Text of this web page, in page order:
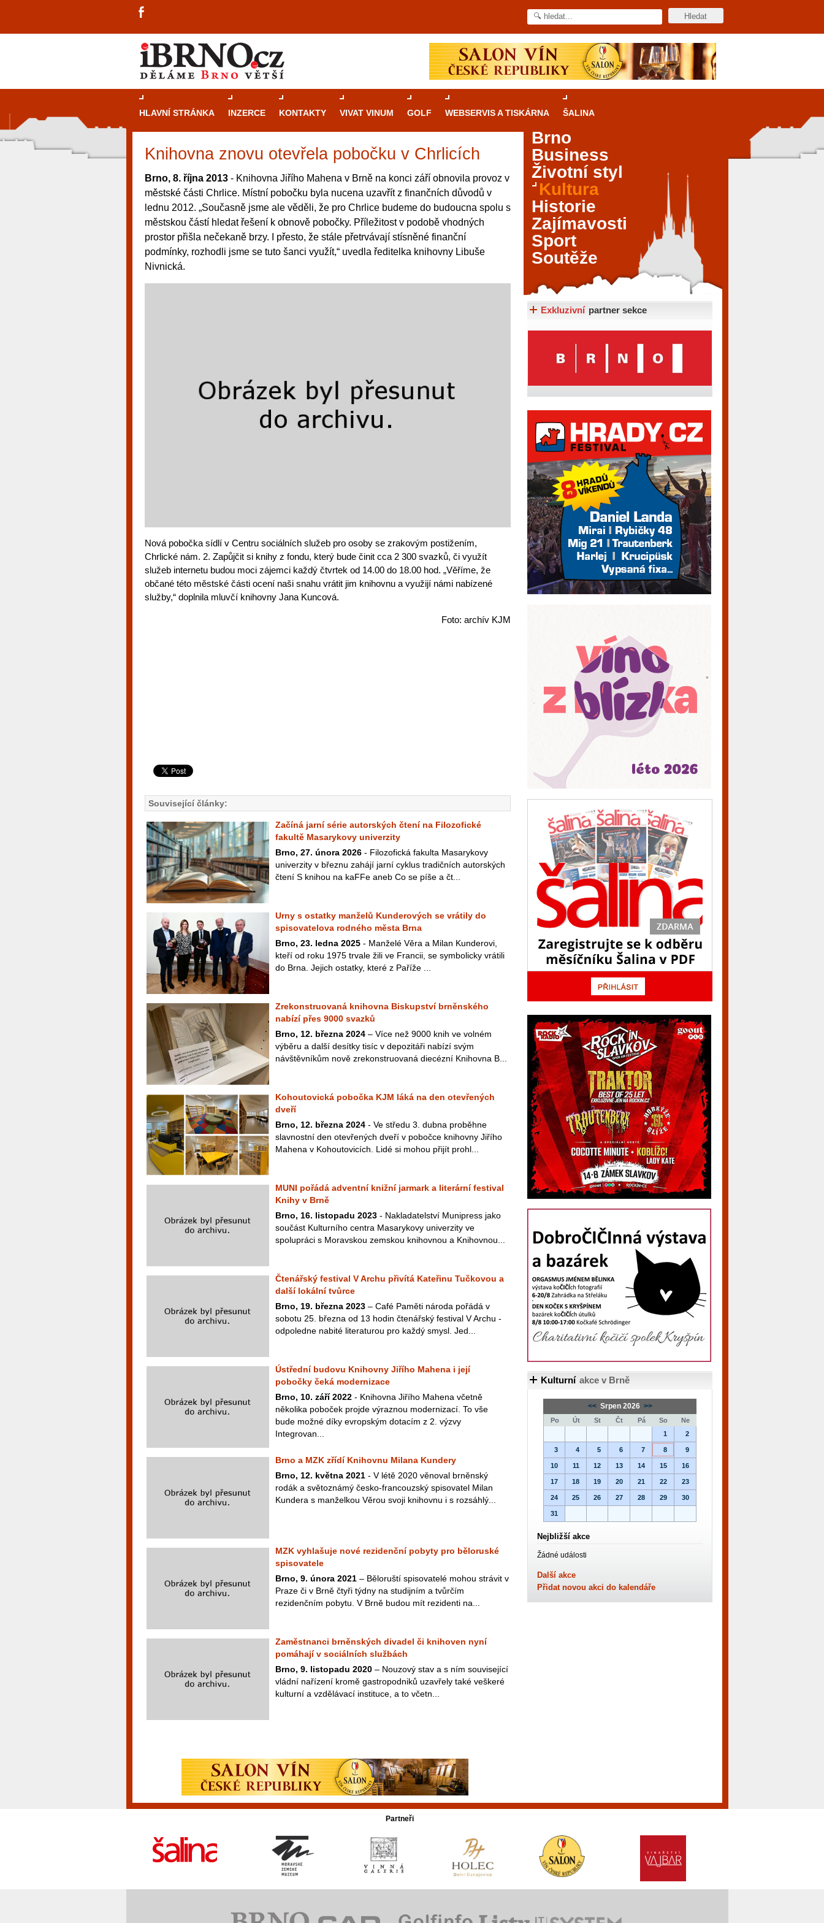
HLAVNÍ STRÁNKA INZERCE KONTAKTY VIVAT VINUM GOLF WEBSERVIS A TISKÁRNA ŠALINA
Knihovna znovu otevřela pobočku v Chrlicích
Brno, 8. října 2013 - Knihovna Jiřího Mahena v Brně na konci září obnovila provoz v
městské části Chrlice. Místní pobočku byla nucena uzavřít z finančních důvodů v
lednu 2012. „Současně jsme ale věděli, že pro Chrlice budeme do budoucna spolu s
městskou částí hledat řešení k obnově pobočky. Příležitost v podobě vhodných
prostor přišla nečekaně brzy. I přesto, že stále přetrvávají stísněné finanční
podmínky, rozhodli jsme se tuto šanci využít,“ uvedla ředitelka knihovny Libuše
Nivnická.
Nová pobočka sídlí v Centru sociálních služeb pro osoby se zrakovým postižením,
Chrlické nám. 2. Zapůjčit si knihy z fondu, který bude činit cca 2 300 svazků, či využít
služeb internetu budou moci zájemci každý čtvrtek od 14.00 do 18.00 hod. „Věříme, že
občané této městské části ocení naši snahu vrátit jim knihovnu a využijí námi nabízené
služby,“ doplnila mluvčí knihovny Jana Kuncová.
Foto: archív KJM
Související články:
Začíná jarní série autorských čtení na Filozofické
fakultě Masarykovy univerzity
Brno, 27. února 2026 - Filozofická fakulta Masarykovy
univerzity v březnu zahájí jarní cyklus tradičních autorských
čtení S knihou na kaFFe aneb Co se píše a čt...
Urny s ostatky manželů Kunderových se vrátily do
spisovatelova rodného města Brna
Brno, 23. ledna 2025 - Manželé Věra a Milan Kunderovi,
kteří od roku 1975 trvale žili ve Francii, se symbolicky vrátili
do Brna. Jejich ostatky, které z Paříže ...
Zrekonstruovaná knihovna Biskupství brněnského
nabízí přes 9000 svazků
Brno, 12. března 2024 – Více než 9000 knih ve volném
výběru a další desítky tisíc v depozitáři nabízí svým
návštěvníkům nově zrekonstruovaná diecézní Knihovna B...
Kohoutovická pobočka KJM láká na den otevřených
dveří
Brno, 12. března 2024 - Ve středu 3. dubna proběhne
slavnostní den otevřených dveří v pobočce knihovny Jiřího
Mahena v Kohoutovicích. Lidé si mohou přijít prohl...
MUNI pořádá adventní knižní jarmark a literární festival
Knihy v Brně
Brno, 16. listopadu 2023 - Nakladatelství Munipress jako
součást Kulturního centra Masarykovy univerzity ve
spolupráci s Moravskou zemskou knihovnou a Knihovnou...
Čtenářský festival V Archu přivítá Kateřinu Tučkovou a
další lokální tvůrce
Brno, 19. března 2023 – Café Paměti národa pořádá v
sobotu 25. března od 13 hodin čtenářský festival V Archu -
odpoledne nabité literaturou pro každý smysl. Jed...
Ústřední budovu Knihovny Jiřího Mahena i její
pobočky čeká modernizace
Brno, 10. září 2022 - Knihovna Jiřího Mahena včetně
několika poboček projde výraznou modernizací. To vše
bude možné díky evropským dotacím z 2. výzvy
Integrovan...
Brno a MZK zřídí Knihovnu Milana Kundery
Brno, 12. května 2021 - V létě 2020 věnoval brněnský
rodák a světoznámý česko-francouzský spisovatel Milan
Kundera s manželkou Věrou svoji knihovnu i s rozsáhlý...
MZK vyhlašuje nové rezidenční pobyty pro běloruské
spisovatele
Brno, 9. února 2021 – Běloruští spisovatelé mohou strávit v
Praze či v Brně čtyři týdny na studijním a tvůrčím
rezidenčním pobytu. V Brně budou mít rezidenti na...
Zaměstnanci brněnských divadel či knihoven nyní
pomáhají v sociálních službách
Brno, 9. listopadu 2020 – Nouzový stav a s ním související
vládní nařízení kromě gastropodniků uzavřely také veškeré
kulturní a vzdělávací instituce, a to včetn...
Průvodce kasinovými hrami v Brně: Od
rulety po video automaty
Brno je městem známým pro zajímavé památky, skvělé
restaurace, divadla a univerzity. Mimo jiné je ale také
místem, kde si můžete legálně a bezpečně vyzkoušet
různé kasinové hry. V neustále kvetoucí moravské
metropoli naleznete širokou nabídku her od klasické
rulety až po moderní automaty jak pro pravidelné
návštěvníky, tak pro příležitostné hráče. V...
Brno
Business
Životní styl
Kultura
Historie
Zajímavosti
Sport
Soutěže
Exkluzivní partner sekce
Kulturní akce v Brně
<< Srpen 2026 >>
Po Út St Čt Pá So
Ne
1
2
3 4 5 6 7 8 9
10 11 12 13 14 15 16
17 18 19 20 21 22 23
24 25 26 27 28 29 30
31
Nejbližší akce
Žádné události
Další akce
Přidat novou akci do kalendáře
Partneři